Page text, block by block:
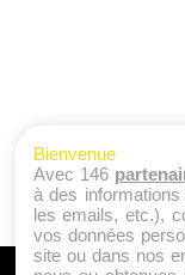
Bienvenue
Avec 146
à des
les emails, etc.),
vos données
site ou dans nos